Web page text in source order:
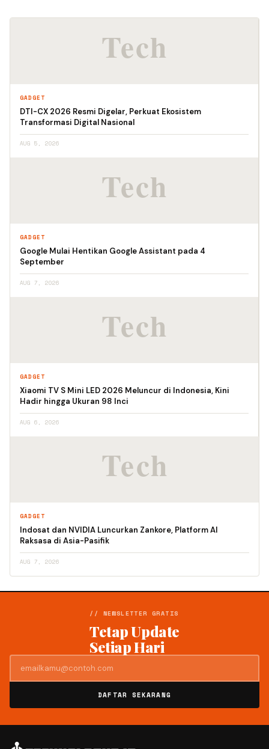
GADGET
DTI-CX 2026 Resmi Digelar, Perkuat Ekosistem
Transformasi Digital Nasional
AUG 5, 2026
GADGET
Google Mulai Hentikan Google Assistant pada 4
September
AUG 7, 2026
GADGET
Xiaomi TV S Mini LED 2026 Meluncur di Indonesia, Kini
Hadir hingga Ukuran 98 Inci
AUG 6, 2026
GADGET
Indosat dan NVIDIA Luncurkan Zankore, Platform AI
Raksasa di Asia-Pasifik
AUG 7, 2026
// NEWSLETTER GRATIS
Tetap Update
Setiap Hari
DAFTAR SEKARANG